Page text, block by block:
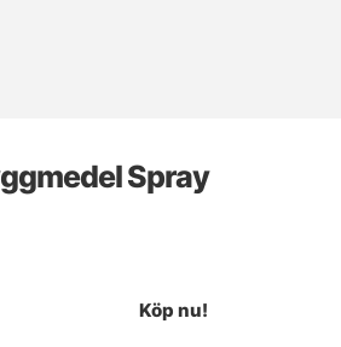
Spray
Köp nu!